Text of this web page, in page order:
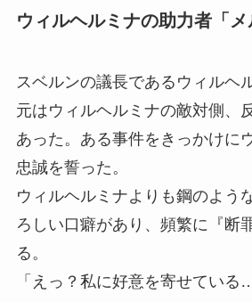
ウィルヘルミナの助力者「メ
スベルンの議長であるウィルヘ
元はウィルヘルミナの敵対側、
あった。ある事件をきっかけに
忠誠を誓った。
ウィルヘルミナよりも鋼のよう
ろしい口癖があり、頻繁に『断
る。
「えっ？私に好意を寄せている